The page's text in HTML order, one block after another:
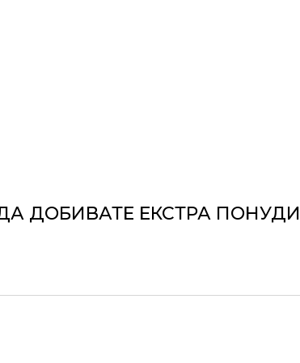
ДОБИВАТЕ ЕКСТРА ПОНУДИ